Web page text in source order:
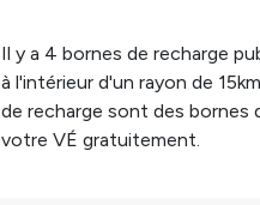
Il y a 4 bornes de recharge
à l'intérieur d'un rayon de
de recharge sont des bornes
votre VÉ gratuitement.